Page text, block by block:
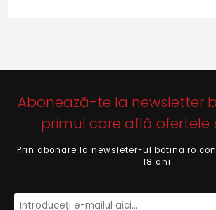
Abonează-te la newsletter
primul care află ofertele
Prin abonare la newsleter-ul botina.ro
18 ani.